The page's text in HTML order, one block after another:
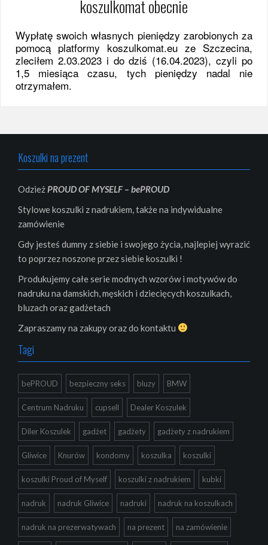
koszulkomat obecnie
Wypłatę swoich własnych pieniędzy zarobionych za
pomocą platformy koszulkomat.eu ze Szczecina,
zleciłem 2.03.2023 i do dziś (16.04.2023), czyli po
1,5 miesiąca czasu, tych pieniędzy nadal nie
otrzymałem.
Koszulki na prezent
Odzież PROUD OF MYSELF – bePROUD
Stylowe koszulki z nadrukiem, także na indywidualne
zamówienie
Gdy jesteś dumny z siebie i swojego życia, najlepiej wyrazić
to poprzez noszone przez siebie koszulki !
Produkujemy całe serie modnych wzorów i motywów do
nadruku na damskich, męskich i dziecięcych koszulkach,
bluzach oraz gadżetach
Zapraszamy na zakupy oraz do kontaktu
Tagi
bePROUD bezpieczny seks bluzy BMW
Centrum Nadruku cupsell Dealer Koszulek
Diler Koszulek gadżet gadżety gadżety z nadrukiem
Gliwice Knurów kondomy koszulka koszulki
koszulki Proud of Myself koszulki z nadrukiem kubki
nadruk nadruk Gliwice nadruki nadruk na koszulkach
nadruk na prezerwatywach na prezent na zamówienie